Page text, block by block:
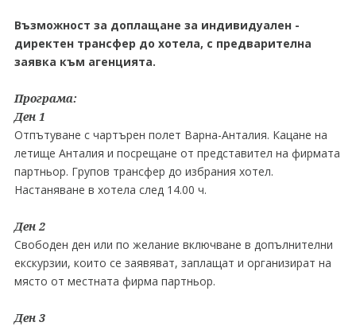
Възможност за доплащане за индивидуален -
директен трансфер до хотела, с предварителна
заявка към агенцията.
Програма:
Ден 1
Отпътуване с чартърен полет Варна-Анталия. Кацане на
летище Анталия и посрещане от представител на фирмата
партньор. Групов трансфер до избрания хотел.
Настаняване в хотела след 14.00 ч.
Ден 2
Свободен ден или по желание включване в допълнителни
екскурзии, които се заявяват, заплащат и организират на
място от местната фирма партньор.
Ден 3